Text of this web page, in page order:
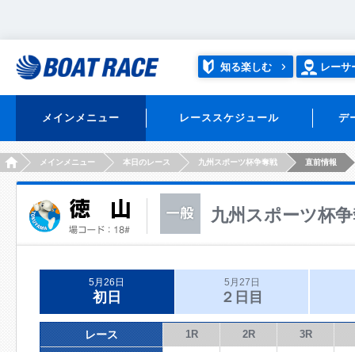
知る楽しむ レーサ
メインメニュー レーススケジュール デ
HOMEメインメニュー 本日のレース 九州スポーツ杯争奪戦 直前情報
九州スポーツ杯
5月26日
初日
5月27日
２日目
レース 1R 2R 3R